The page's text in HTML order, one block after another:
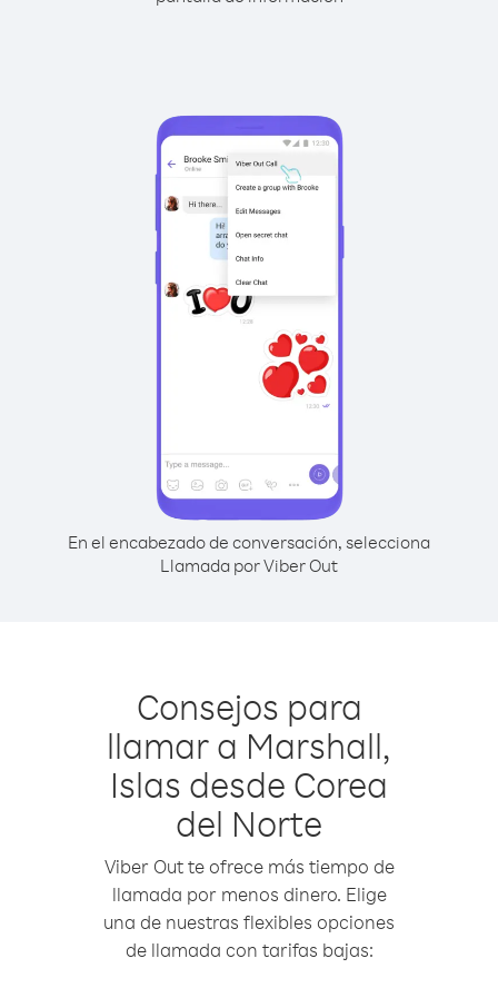
En el encabezado de conversación, selecciona
Llamada por Viber Out
Consejos para
llamar a Marshall,
Islas desde Corea
del Norte
Viber Out te ofrece más tiempo de
llamada por menos dinero. Elige
una de nuestras flexibles opciones
de llamada con tarifas bajas: